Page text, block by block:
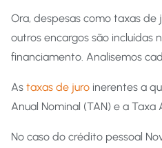
Ora, despesas como taxas de
outros encargos são incluídas
financiamento. Analisemos
As taxas de juro inerentes a
Anual Nominal (TAN) e a Taxa
No caso do crédito pessoal